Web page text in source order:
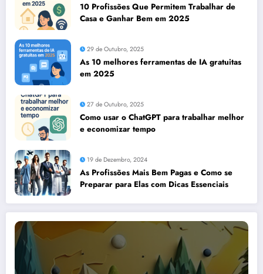
10 Profissões Que Permitem Trabalhar de
Casa e Ganhar Bem em 2025
29 de Outubro, 2025
As 10 melhores ferramentas de IA gratuitas
em 2025
27 de Outubro, 2025
Como usar o ChatGPT para trabalhar melhor
e economizar tempo
19 de Dezembro, 2024
As Profissões Mais Bem Pagas e Como se
Preparar para Elas com Dicas Essenciais